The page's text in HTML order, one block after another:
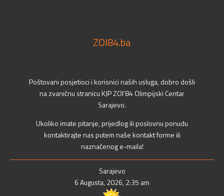
ZOI84.ba
Poštovani posjetioci i korisnici naših usluga, dobro došli
na zvaničnu stranicu KJP ZOI'84 Olimpijski Centar
Sarajevo.
Ukoliko imate pitanje, prijedlog ili poslovnu ponudu
kontaktirajte nas putem naše kontakt forme ili
naznačenog e-maila!
Sarajevo
6 Augusta, 2026, 2:35 am